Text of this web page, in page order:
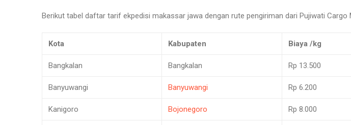
Berikut tabel daftar tarif ekpedisi makassar jawa dengan rute pengiriman dari Pujiwati
Kota Kabupaten Biaya /kg
Bangkalan Bangkalan Rp 13.500
Banyuwangi Banyuwangi Rp 6.200
Kanigoro Bojonegoro Rp 8.000